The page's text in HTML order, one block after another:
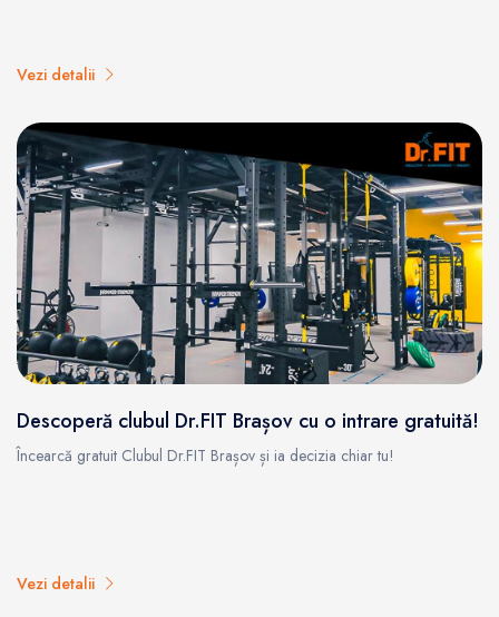
Vezi detalii
Descoperă clubul Dr.FIT Brașov cu o intrare gratuită!
Încearcă gratuit Clubul Dr.FIT Brașov și ia decizia chiar tu!
Vezi detalii